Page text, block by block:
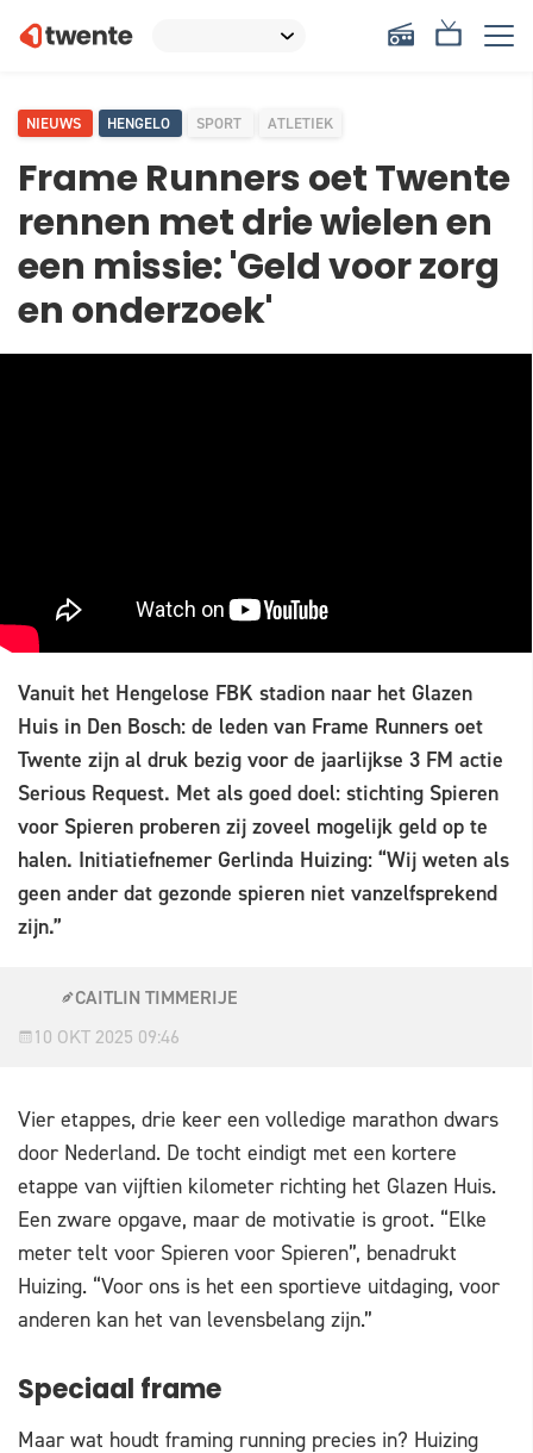
NIEUWS HENGELO SPORT ATLETIEK
Frame Runners oet Twente
rennen met drie wielen en
een missie: 'Geld voor zorg
en onderzoek'
Vanuit het Hengelose FBK stadion naar het Glazen
Huis in Den Bosch: de leden van Frame Runners oet
Twente zijn al druk bezig voor de jaarlijkse 3 FM actie
Serious Request. Met als goed doel: stichting Spieren
voor Spieren proberen zij zoveel mogelijk geld op te
halen. Initiatiefnemer Gerlinda Huizing: “Wij weten als
geen ander dat gezonde spieren niet vanzelfsprekend
zijn.”
CAITLIN TIMMERIJE
10 OKT 2025 09:46
Vier etappes, drie keer een volledige marathon dwars
door Nederland. De tocht eindigt met een kortere
etappe van vijftien kilometer richting het Glazen Huis.
Een zware opgave, maar de motivatie is groot. “Elke
meter telt voor Spieren voor Spieren”, benadrukt
Huizing. “Voor ons is het een sportieve uitdaging, voor
anderen kan het van levensbelang zijn.”
Speciaal frame
Maar wat houdt framing running precies in? Huizing